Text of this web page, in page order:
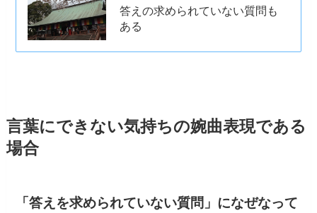
答えの求められていない質問も
ある
言葉にできない気持ちの婉曲表現である
場合
「答えを求められていない質問」になぜなって